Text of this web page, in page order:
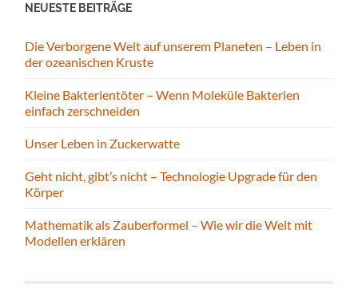
NEUESTE BEITRÄGE
Die Verborgene Welt auf unserem Planeten – Leben in
der ozeanischen Kruste
Kleine Bakterientöter – Wenn Moleküle Bakterien
einfach zerschneiden
Unser Leben in Zuckerwatte
Geht nicht, gibt’s nicht – Technologie Upgrade für den
Körper
Mathematik als Zauberformel – Wie wir die Welt mit
Modellen erklären